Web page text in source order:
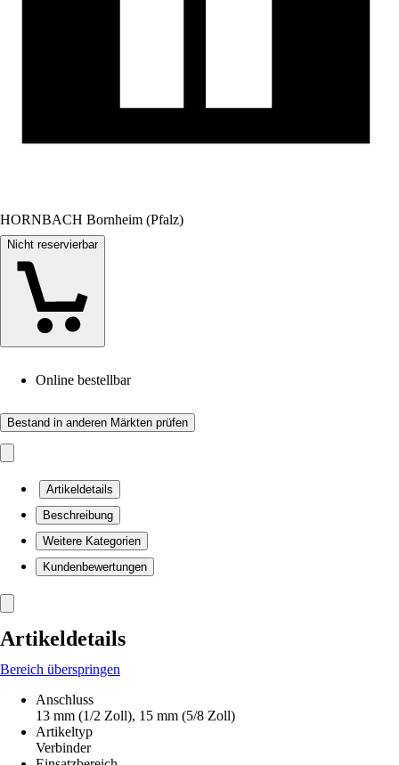
HORNBACH Bornheim (Pfalz)
Nicht reservierbar
Online bestellbar
Bestand in anderen Märkten prüfen
Artikeldetails
Beschreibung
Weitere Kategorien
Kundenbewertungen
Artikeldetails
Bereich überspringen
Anschluss
13 mm (1/2 Zoll), 15 mm (5/8 Zoll)
Artikeltyp
Verbinder